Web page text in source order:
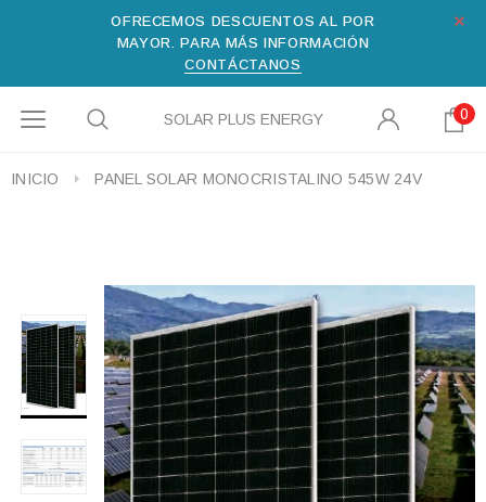
OFRECEMOS DESCUENTOS AL POR
MAYOR. PARA MÁS INFORMACIÓN
CONTÁCTANOS
SOLAR PLUS ENERGY 0
INICIO PANEL SOLAR MONOCRISTALINO 545W 24V